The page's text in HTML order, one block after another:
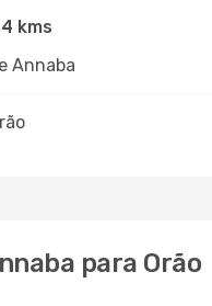
kms
Annaba
para Orão